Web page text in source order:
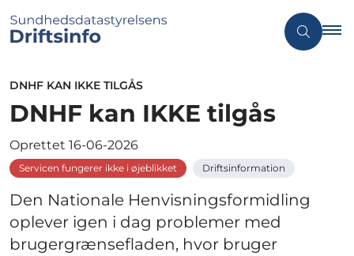
DNHF KAN IKKE TILGÅS
DNHF kan IKKE tilgås
Oprettet 16-06-2026
Servicen fungerer ikke i øjeblikket Driftsinformation
Den Nationale Henvisningsformidling
oplever igen i dag problemer med
brugergrænsefladen, hvor bruger